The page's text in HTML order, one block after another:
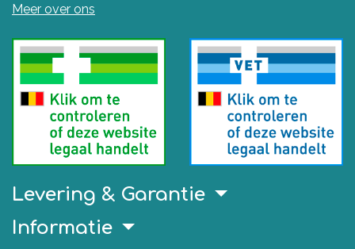
Meer over ons
Levering & Garantie
Informatie